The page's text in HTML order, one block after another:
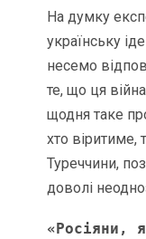
На думку
українську
несемо
те, що ця
щодня таке
хто віритиме,
Туреччини,
доволі
«Росіяни,